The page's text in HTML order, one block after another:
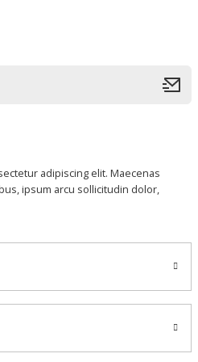
adipiscing elit. Maecenas
ipsum arcu sollicitudin dolor,